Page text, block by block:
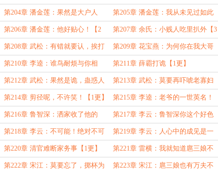
醒武大郎【1更】 如何？【2更】
第204章 潘金莲：果然是大户人
家！【3更求月票】
第205章 潘金莲：我从未见过如此
霸气威猛之人！【1更】
第206章 潘金莲：他好贴心！【2
更】
第207章 余氏：小贱人吃里扒外【3
更求月票】
第208章 武松：有错就要认，挨打
要立正！【1更】
第209章 花宝燕：为何你在我大哥
怀里？【2更】
第210章 李逵：谁鸟耐烦与你相
扑？【3更求月票】
第211章 薛霸打诡【1更】
第212章 武松：果然是诡，蛊惑人
心！【2更】
第213章 武松：莫要再吓唬老寡妇
了！【3更求月票】
第214章 剪径呢，不许笑！【1更】 第215章 李逵：老爷的一世英名！
【2更】
第216章 鲁智深：洒家收了他的
皮！【3更求月票】
第217章 李云：鲁智深你这个好色
之徒！【1更】
第218章 李云：不可能！绝对不可
能！【2更】
第219章 李云：人心中的成见是一
座大山【3更求月票】
第220章 清官难断家务事【1更】 第221章 雷横：我就知道扈三娘不
干净！【2更】
第222章 宋江：莫要忘了，掷杯为 第223章 宋江：扈三娘也有万夫不